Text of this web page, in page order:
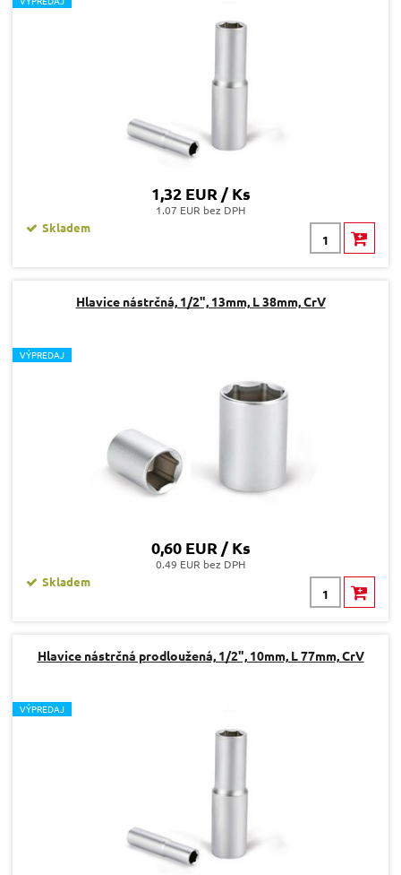
1,32 EUR / Ks
1.07 EUR bez DPH
Skladem
Hlavice nástrčná, 1/2", 13mm, L 38mm, CrV
VÝPREDAJ
0,60 EUR / Ks
0.49 EUR bez DPH
Skladem
Hlavice nástrčná prodloužená, 1/2", 10mm, L 77mm, CrV
VÝPREDAJ